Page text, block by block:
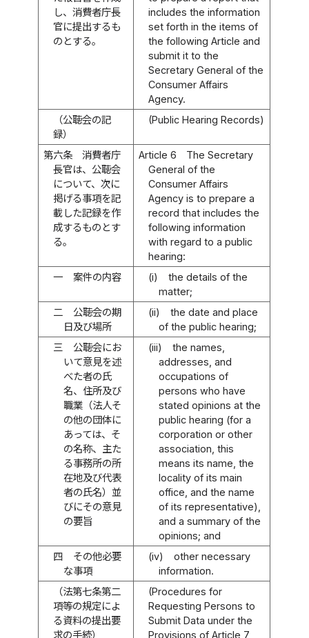
し、消費者庁長
官に提出するも
のとする。
includes the information
set forth in the items of
the following Article and
submit it to the
Secretary General of the
Consumer Affairs
Agency.
（公聴会の記
録）
(Public Hearing Records)
第六条
消費者庁
長官は、公聴会
について、次に
掲げる事項を記
載した記録を作
成するものとす
る。
Article 6
The Secretary
General of the
Consumer Affairs
Agency is to prepare a
record that includes the
following information
with regard to a public
hearing:
一
案件の内容 (i)
the details of the
matter;
二
公聴会の期
日及び場所
(ii)
the date and place
of the public hearing;
三
公聴会にお
いて意見を述
べた者の氏
名、住所及び
職業（法人そ
の他の団体に
あっては、そ
の名称、主た
る事務所の所
在地及び代表
者の氏名）並
びにその意見
の要旨
(iii)
the names,
addresses, and
occupations of
persons who have
stated opinions at the
public hearing (for a
corporation or other
association, this
means its name, the
locality of its main
office, and the name
of its representative),
and a summary of the
opinions; and
四
その他必要
な事項
(iv)
other necessary
information.
（法第七条第二
項等の規定によ
る資料の提出要
求の手続）
(Procedures for
Requesting Persons to
Submit Data under the
Provisions of Article 7,